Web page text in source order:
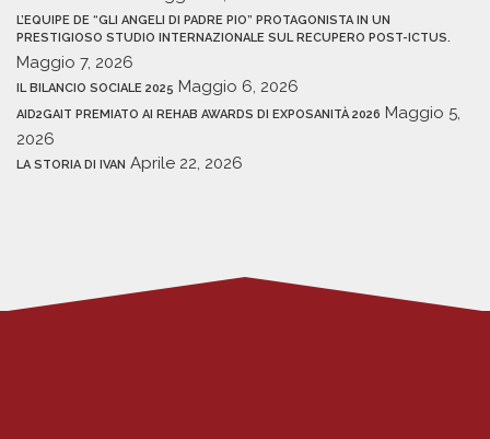
L’EQUIPE DE “GLI ANGELI DI PADRE PIO” PROTAGONISTA IN UN
PRESTIGIOSO STUDIO INTERNAZIONALE SUL RECUPERO POST-ICTUS.
Maggio 7, 2026
IL BILANCIO SOCIALE 2025 Maggio 6, 2026
AID2GAIT PREMIATO AI REHAB AWARDS DI EXPOSANITÀ 2026 Maggio 5,
2026
LA STORIA DI IVAN Aprile 22, 2026